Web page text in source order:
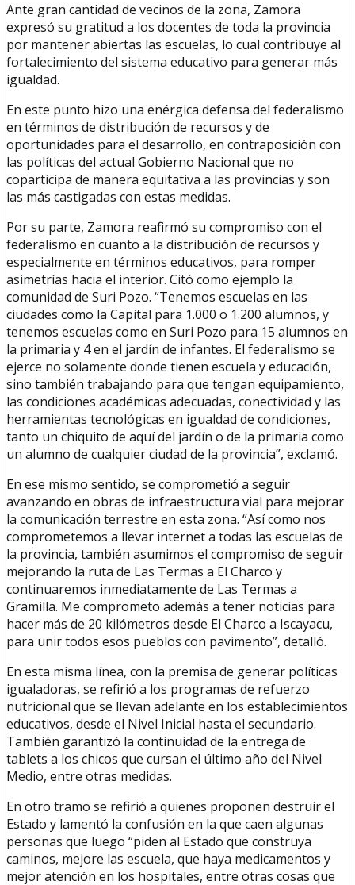
Ante gran cantidad de vecinos de la zona, Zamora
expresó su gratitud a los docentes de toda la provincia
por mantener abiertas las escuelas, lo cual contribuye al
fortalecimiento del sistema educativo para generar más
igualdad.
En este punto hizo una enérgica defensa del federalismo
en términos de distribución de recursos y de
oportunidades para el desarrollo, en contraposición con
las políticas del actual Gobierno Nacional que no
coparticipa de manera equitativa a las provincias y son
las más castigadas con estas medidas.
Por su parte, Zamora reafirmó su compromiso con el
federalismo en cuanto a la distribución de recursos y
especialmente en términos educativos, para romper
asimetrías hacia el interior. Citó como ejemplo la
comunidad de Suri Pozo. “Tenemos escuelas en las
ciudades como la Capital para 1.000 o 1.200 alumnos, y
tenemos escuelas como en Suri Pozo para 15 alumnos en
la primaria y 4 en el jardín de infantes. El federalismo se
ejerce no solamente donde tienen escuela y educación,
sino también trabajando para que tengan equipamiento,
las condiciones académicas adecuadas, conectividad y las
herramientas tecnológicas en igualdad de condiciones,
tanto un chiquito de aquí del jardín o de la primaria como
un alumno de cualquier ciudad de la provincia”, exclamó.
En ese mismo sentido, se comprometió a seguir
avanzando en obras de infraestructura vial para mejorar
la comunicación terrestre en esta zona. “Así como nos
comprometemos a llevar internet a todas las escuelas de
la provincia, también asumimos el compromiso de seguir
mejorando la ruta de Las Termas a El Charco y
continuaremos inmediatamente de Las Termas a
Gramilla. Me comprometo además a tener noticias para
hacer más de 20 kilómetros desde El Charco a Iscayacu,
para unir todos esos pueblos con pavimento”, detalló.
En esta misma línea, con la premisa de generar políticas
igualadoras, se refirió a los programas de refuerzo
nutricional que se llevan adelante en los establecimientos
educativos, desde el Nivel Inicial hasta el secundario.
También garantizó la continuidad de la entrega de
tablets a los chicos que cursan el último año del Nivel
Medio, entre otras medidas.
En otro tramo se refirió a quienes proponen destruir el
Estado y lamentó la confusión en la que caen algunas
personas que luego “piden al Estado que construya
caminos, mejore las escuela, que haya medicamentos y
mejor atención en los hospitales, entre otras cosas que